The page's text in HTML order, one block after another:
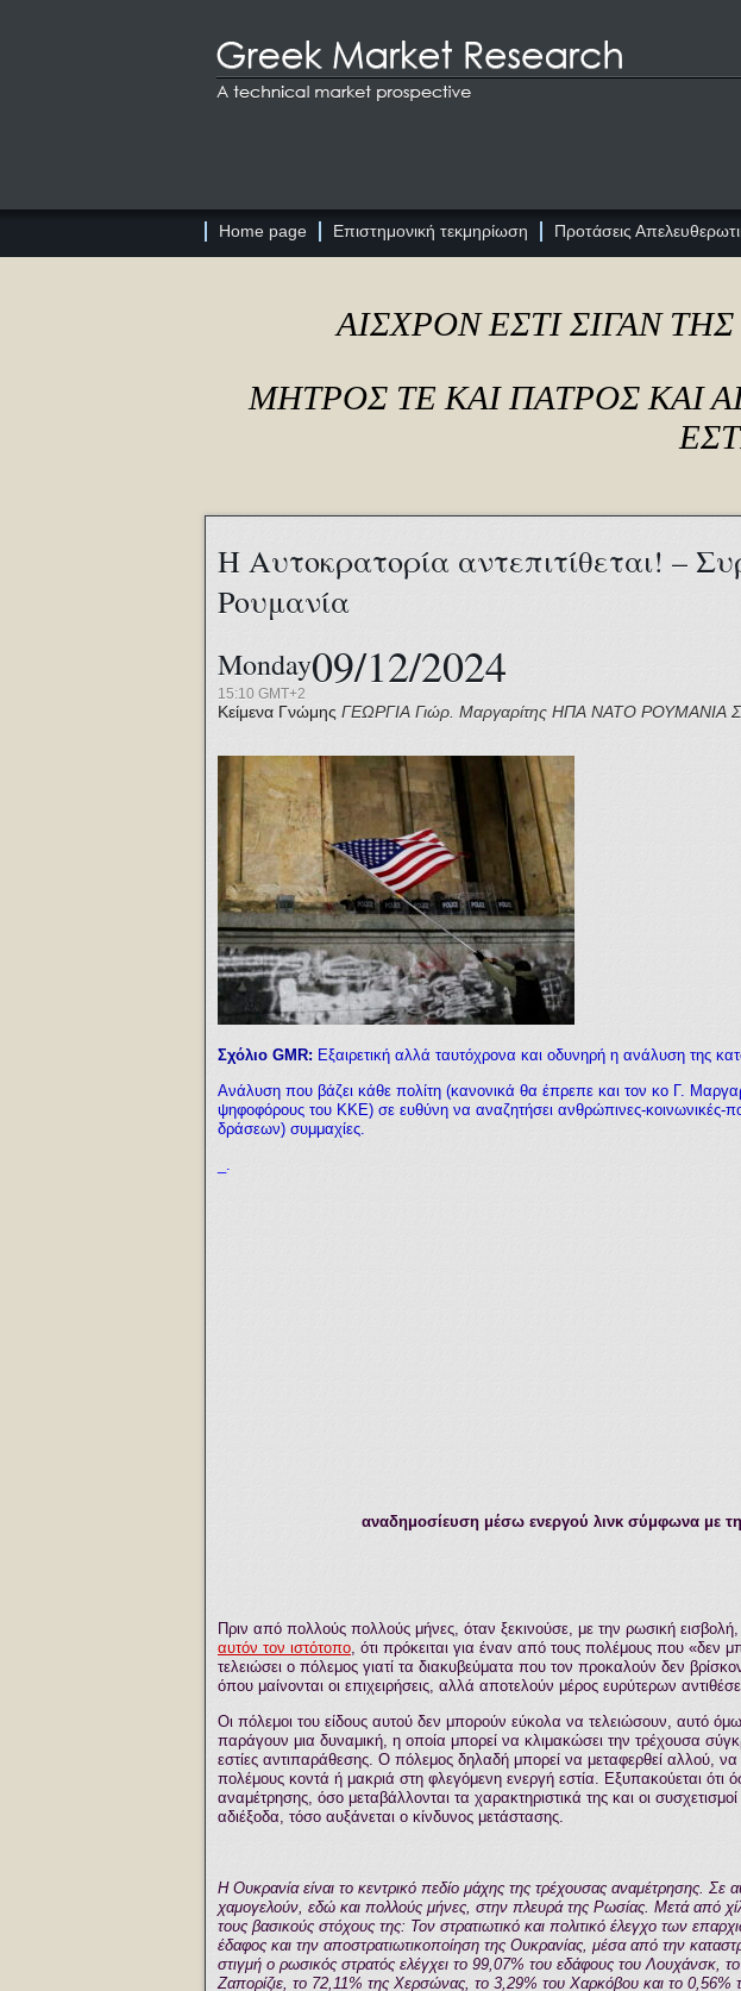
Home page Επιστημονική τεκμηρίωση Προτάσεις
ΑΙΣΧΡΟΝ ΕΣΤΙ ΣΙΓΑΝ
ΜΗΤΡΟΣ ΤΕ ΚΑΙ ΠΑΤΡΟΣ ΚΑΙ
Η Αυτοκρατορία αντεπιτίθεται! –
Ρουμανία
Monday09/12/2024
15:10 GMT+2
Κείμενα Γνώμης ΓΕΩΡΓΙΑ Γιώρ. Μαργαρίτης ΗΠΑ ΝΑΤΟ ΡΟΥΜΑΝΙΑ
Σχόλιο GMR: Εξαιρετική αλλά ταυτόχρονα και οδυνηρή η ανάλυση της
Ανάλυση που βάζει κάθε πολίτη (κανονικά θα έπρεπε και τον κο Γ.
ψηφοφόρους του ΚΚΕ) σε ευθύνη να αναζητήσει ανθρώπινες-κοινωνικές-
δράσεων) συμμαχίες.
_.
αναδημοσίευση μέσω ενεργού λινκ σύμφωνα με
Πριν από πολλούς πολλούς μήνες, όταν ξεκινούσε, με την ρωσική
αυτόν τον ιστότοπο, ότι πρόκειται για έναν από τους πολέμους που «δεν
τελειώσει ο πόλεμος γιατί τα διακυβεύματα που τον προκαλούν δεν
όπου μαίνονται οι επιχειρήσεις, αλλά αποτελούν μέρος ευρύτερων
Οι πόλεμοι του είδους αυτού δεν μπορούν εύκολα να τελειώσουν, αυτό όμως
παράγουν μια δυναμική, η οποία μπορεί να κλιμακώσει την τρέχουσα
εστίες αντιπαράθεσης. Ο πόλεμος δηλαδή μπορεί να μεταφερθεί αλλού,
πολέμους κοντά ή μακριά στη φλεγόμενη ενεργή εστία. Εξυπακούεται ότι
αναμέτρησης, όσο μεταβάλλονται τα χαρακτηριστικά της και οι
αδιέξοδα, τόσο αυξάνεται ο κίνδυνος μετάστασης.
Η Ουκρανία είναι το κεντρικό πεδίο μάχης της τρέχουσας αναμέτρησης. Σε
χαμογελούν, εδώ και πολλούς μήνες, στην πλευρά της Ρωσίας. Μετά από
τους βασικούς στόχους της: Τον στρατιωτικό και πολιτικό έλεγχο των
έδαφος και την αποστρατιωτικοποίηση της Ουκρανίας, μέσα από την
στιγμή ο ρωσικός στρατός ελέγχει το 99,07% του εδάφους του Λουχάνσκ,
Ζαπορίζιε, το 72,11% της Χερσώνας, το 3,29% του Χαρκόβου και το 0,56%